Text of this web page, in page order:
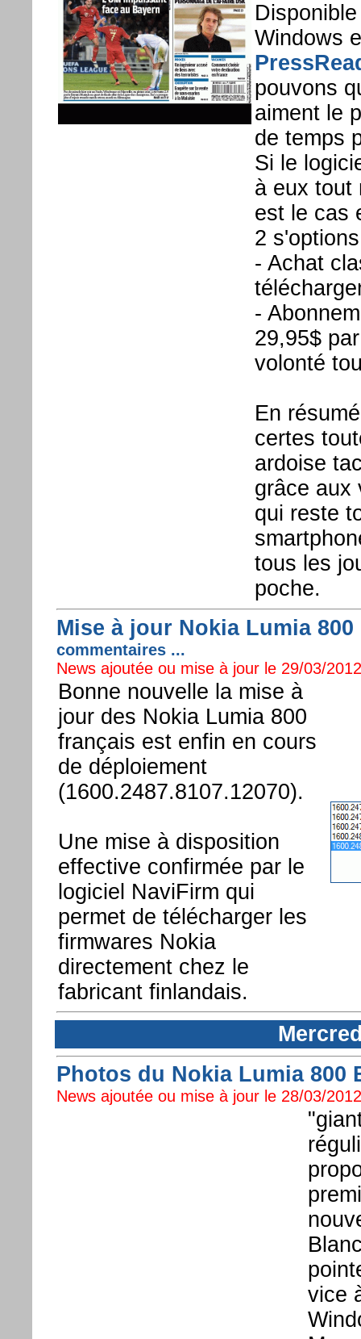
Windows
pouvons
aiment le
de temps
Si le
à eux tout
est le cas
2
- Achat
-
29,95$
volonté
En
certes
ardoise
grâce aux
qui reste
tous les
poche.
Mise à jour Nokia Lumia
commentaires ...
News ajoutée ou mise à jour le 29/03/
Bonne nouvelle la mise à
jour des Nokia Lumia 800
français est enfin en cours
de déploiement
(1600.2487.8107.12070).
Une mise à disposition
effective confirmée par le
logiciel NaviFirm qui
permet de télécharger les
firmwares Nokia
directement chez le
fabricant finlandais.
Photos du Nokia Lumia 800
News ajoutée ou mise à jour le 28/03/
vice